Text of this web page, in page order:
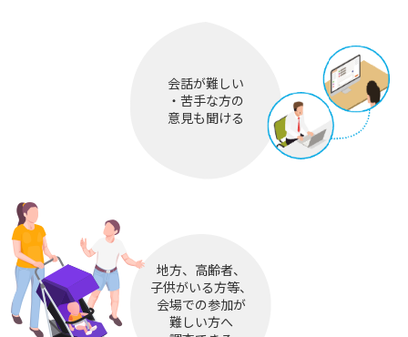
会話が難しい
・苦手な方の
意見も聞ける
地方、高齢者、
子供がいる方等、
会場での参加が
難しい方へ